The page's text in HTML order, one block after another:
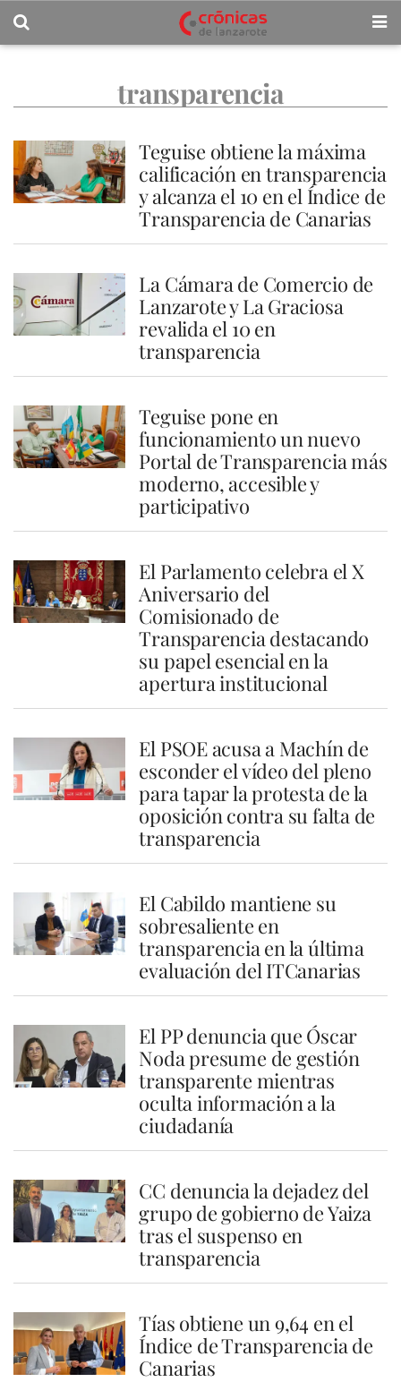
transparencia
Teguise obtiene la máxima
calificación en transparencia
y alcanza el 10 en el Índice de
Transparencia de Canarias
La Cámara de Comercio de
Lanzarote y La Graciosa
revalida el 10 en
transparencia
Teguise pone en
funcionamiento un nuevo
Portal de Transparencia más
moderno, accesible y
participativo
El Parlamento celebra el X
Aniversario del
Comisionado de
Transparencia destacando
su papel esencial en la
apertura institucional
El PSOE acusa a Machín de
esconder el vídeo del pleno
para tapar la protesta de la
oposición contra su falta de
transparencia
El Cabildo mantiene su
sobresaliente en
transparencia en la última
evaluación del ITCanarias
El PP denuncia que Óscar
Noda presume de gestión
transparente mientras
oculta información a la
ciudadanía
CC denuncia la dejadez del
grupo de gobierno de Yaiza
tras el suspenso en
transparencia
Tías obtiene un 9,64 en el
Índice de Transparencia de
Canarias